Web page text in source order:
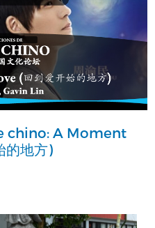
chino: A Moment
的地方)